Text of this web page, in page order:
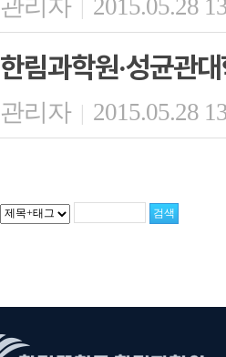
관리자 | 2015.05.28
한림과학원·성균관
관리자 | 2015.05.28